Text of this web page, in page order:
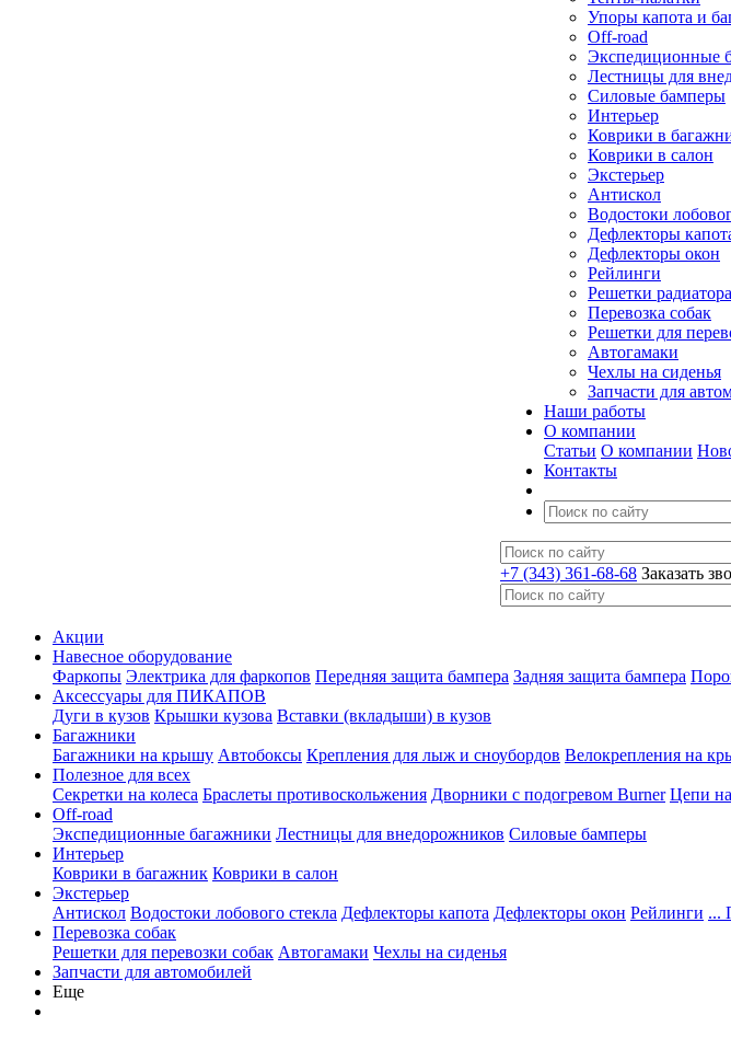
Упоры капота и
Off-road
Экспедиционные
Лестницы для
Силовые бамперы
Интерьер
Коврики в
Коврики в салон
Экстерьер
Антискол
Водостоки
Дефлекторы
Дефлекторы окон
Рейлинги
Решетки радиатора
Перевозка собак
Решетки для
Автогамаки
Чехлы на сиденья
Запчасти для
Наши работы
О компании
Статьи О компании
Контакты
+7 (343) 361-68-68 Заказать
Акции
Навесное оборудование
Фаркопы Электрика для фаркопов Передняя защита бампера Задняя защита бампера
Аксессуары для ПИКАПОВ
Дуги в кузов Крышки кузова Вставки (вкладыши) в кузов
Багажники
Багажники на крышу Автобоксы Крепления для лыж и сноубордов Велокрепления на
Полезное для всех
Секретки на колеса Браслеты противоскольжения Дворники с подогревом Burner Цепи на
Off-road
Экспедиционные багажники Лестницы для внедорожников Силовые бамперы
Интерьер
Коврики в багажник Коврики в салон
Экстерьер
Антискол Водостоки лобового стекла Дефлекторы капота Дефлекторы окон Рейлинги ...
Перевозка собак
Решетки для перевозки собак Автогамаки Чехлы на сиденья
Запчасти для автомобилей
Еще